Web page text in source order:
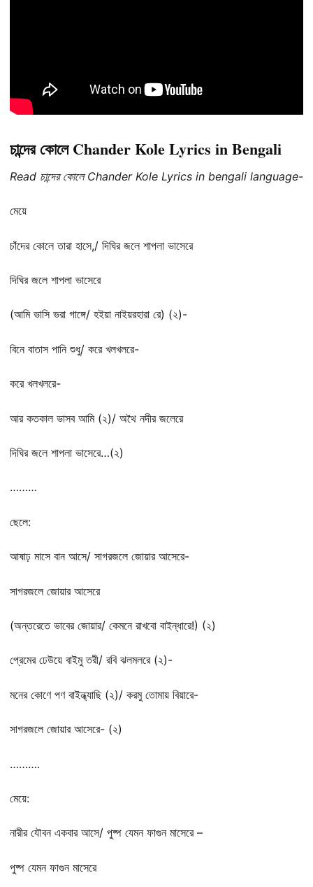
চান্দের কোলে Chander Kole Lyrics in Bengali
Read চান্দের কোলে Chander Kole Lyrics in bengali language-
মেয়ে
চাঁদের কোলে তারা হাসে,/ দিঘির জলে শাপলা ভাসেরে
দিঘির জলে শাপলা ভাসেরে
(আমি ভাসি ভরা গাঙ্গে/ হইয়া নাইয়রহারা রে) (২)-
বিনে বাতাস পানি শুধু/ করে খলখলরে-
করে খলখলরে-
আর কতকাল ভাসব আমি (২)/ অথৈ নদীর জলেরে
দিঘির জলে শাপলা ভাসেরে…(২)
………
ছেলে:
আষাঢ় মাসে বান আসে/ সাগরজলে জোয়ার আসেরে-
সাগরজলে জোয়ার আসেরে
(অন্তরেতে ভাবের জোয়ার/ কেমনে রাখবো বাইন্ধারে!) (২)
প্রেমের ঢেউয়ে বাইমু তরী/ রবি ঝলমলরে (২)-
মনের কোণে পণ বাইন্ধ্যাছি (২)/ করমু তোমায় বিয়ারে-
সাগরজলে জোয়ার আসেরে- (২)
……….
মেয়ে:
নারীর যৌবন একবার আসে/ পুষ্প যেমন ফাগুন মাসেরে –
পুষ্প যেমন ফাগুন মাসেরে